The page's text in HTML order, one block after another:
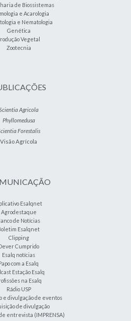
de Biossistemas
e Acarologia
e Nematologia
Genética
Vegetal
Zootecnia
Agricola
Phyllomedusa
Forestalis
Visão Agrícola
Esalqnet
Agrodestaque
de Notícias
Esalqnet
Clipping
Cumprido
Esalq notícias
com a Esalq
Estação Esalq
na Esalq
Rádio USP
e divulgação de eventos
de divulgação
entrevista (IMPRENSA)